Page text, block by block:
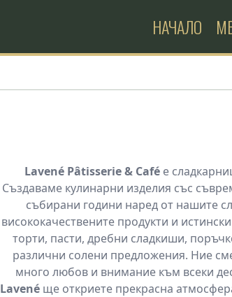
НАЧАЛО
Lavené Pâtisserie & Café е
Създаваме кулинарни изделия със
събирани години наред от нашите
висококачествените продукти и
торти, пасти, дребни сладкиши,
различни солени предложения. Ние
много любов и внимание към всеки
Lavenéще откриете прекрасна